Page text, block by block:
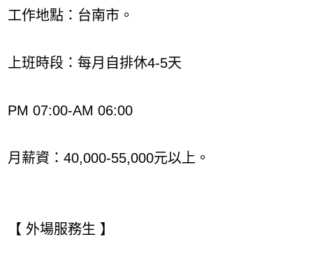
工作地點：台南市。
上班時段：每月自排休4-5天
PM 07:00-AM 06:00
月薪資：40,000-55,000元以上。
【 外場服務生 】